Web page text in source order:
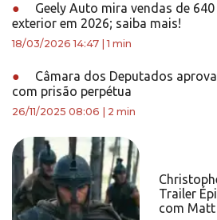
●
Geely Auto mira vendas de
exterior em 2026; saiba mais!
18/03/2026 14:47 |1 min
●
Câmara dos Deputados
com prisão perpétua
26/11/2025 08:06 2 min
Trailer
com Matt